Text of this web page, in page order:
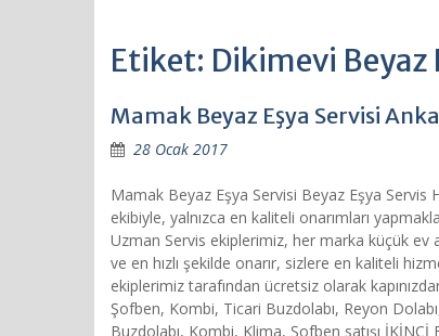
Etiket: Dikimevi Beyaz
Mamak Beyaz Eşya Servisi
28 Ocak 2017
Mamak Beyaz Eşya Servisi Beyaz Eşya
ekibiyle, yalnızca en kaliteli onarımları
Uzman Servis ekiplerimiz, her marka küçük ev
ve en hızlı şekilde onarır, sizlere en kaliteli
ekiplerimiz tarafından ücretsiz olarak
Şofben, Kombi, Ticari Buzdolabı, Reyon
Buzdolabı, Kombi, Klima, Şofben satışı